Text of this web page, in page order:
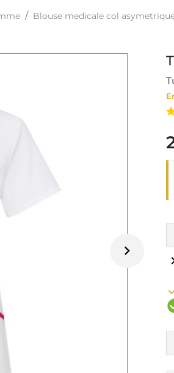
Blouse medicale col
